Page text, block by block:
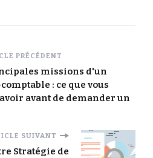
PRÉCÉDENT
missions d'un
: ce que vous
avant de demander un
SUIVANT
Stratégie de